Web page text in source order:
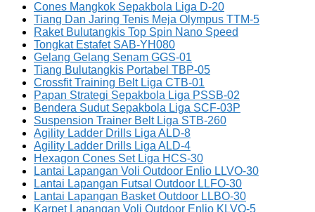
Cones Mangkok Sepakbola Liga D-20
Tiang Dan Jaring Tenis Meja Olympus TTM-5
Raket Bulutangkis Top Spin Nano Speed
Tongkat Estafet SAB-YH080
Gelang Gelang Senam GGS-01
Tiang Bulutangkis Portabel TBP-05
Crossfit Training Belt Liga CTB-01
Papan Strategi Sepakbola Liga PSSB-02
Bendera Sudut Sepakbola Liga SCF-03P
Suspension Trainer Belt Liga STB-260
Agility Ladder Drills Liga ALD-8
Agility Ladder Drills Liga ALD-4
Hexagon Cones Set Liga HCS-30
Lantai Lapangan Voli Outdoor Enlio LLVO-30
Lantai Lapangan Futsal Outdoor LLFO-30
Lantai Lapangan Basket Outdoor LLBO-30
Karpet Lapangan Voli Outdoor Enlio KLVO-5